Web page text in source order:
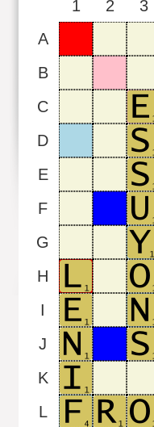
1 2
3
A
B
C
D
E
F
G
H
I
J
K
L